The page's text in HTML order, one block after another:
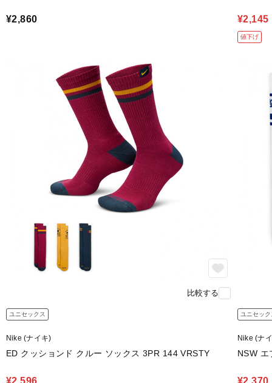
¥2,860 ¥2,145
値下げ
比較する
ユニセックス
Nike (ナイキ)
ED クッションド クルー ソックス 3PR 144 VRSTY
¥2,596
ユニセック
Nike (ナ
NSW エ
¥2,370